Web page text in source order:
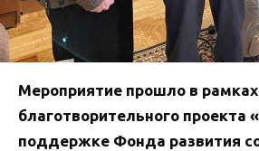
Мероприятие прошло в
благотворительного проекта
поддержке Фонда развития